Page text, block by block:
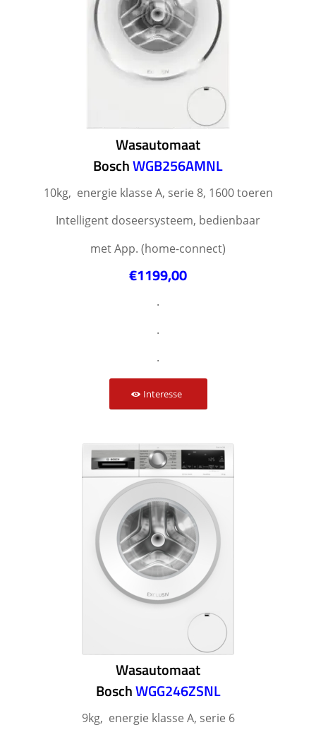
Wasautomaat
BoschWGB256AMNL
10kg, energie klasse A, serie 8, 1600 toeren
Intelligent doseersysteem, bedienbaar
met App. (home-connect)
€1199,00
.
.
.
Interesse
Wasautomaat
BoschWGG246ZSNL
9kg, energie klasse A, serie 6